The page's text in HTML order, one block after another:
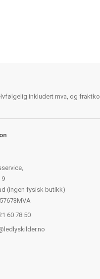
inkludert mva, og
9
(ingen fysisk butikk)
60 78 50